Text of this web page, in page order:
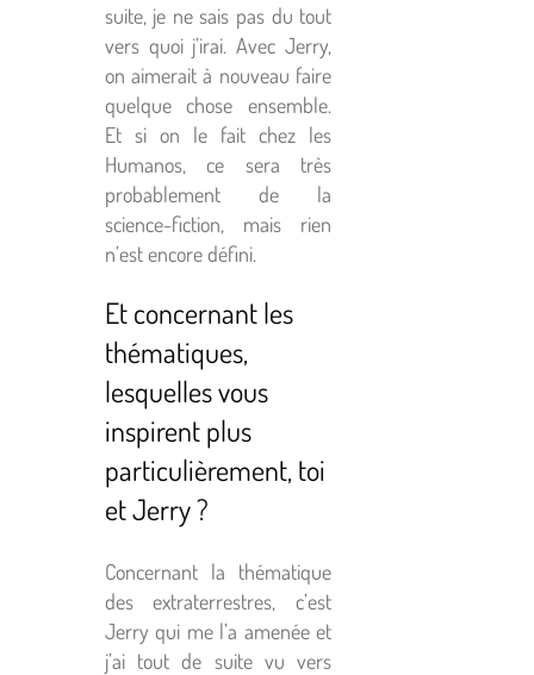
suite, je ne sais pas du tout
vers quoi j’irai. Avec Jerry,
on aimerait à nouveau faire
quelque chose ensemble.
Et si on le fait chez les
Humanos, ce sera très
probablement de la
science-fiction, mais rien
n’est encore défini.
Et concernant les
thématiques,
lesquelles vous
inspirent plus
particulièrement, toi
et Jerry ?
Concernant la thématique
des extraterrestres, c’est
Jerry qui me l’a amenée et
j’ai tout de suite vu vers